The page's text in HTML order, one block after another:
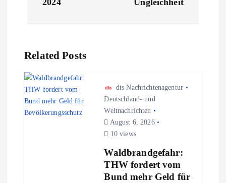
s
n
a
Related Posts
dts Nachrichtenagentur
Deutschland- und
Weltnachrichten
August 6, 2026
10 views
Waldbrandgefahr:
THW fordert vom
Bund mehr Geld für